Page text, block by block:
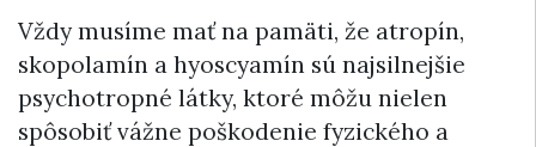
Vždy musíme mať na pamäti, že atropín,
skopolamín a hyoscyamín sú najsilnejšie
psychotropné látky, ktoré môžu nielen
spôsobiť vážne poškodenie fyzického a